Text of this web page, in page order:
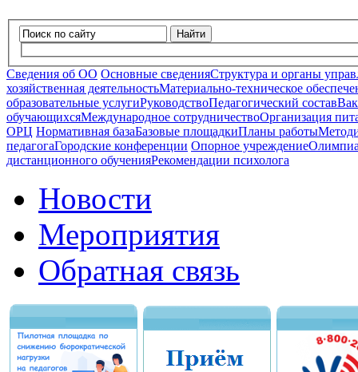
Найти
Сведения об ОО Основные сведенияСтруктура и органы
хозяйственная деятельностьМатериально-техническое
образовательные услугиРуководствоПедагогический состав
обучающихсяМеждународное сотрудничествоОрганизация
ОРЦ Нормативная базаБазовые площадкиПланы работы
педагогаГородские конференции Опорное учреждение
дистанционного обученияРекомендации психолога
Новости
Мероприятия
Обратная связь